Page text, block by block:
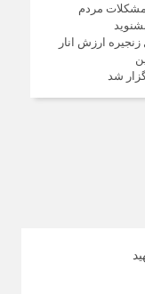
مشکلات مردم
ارزش انار
شد